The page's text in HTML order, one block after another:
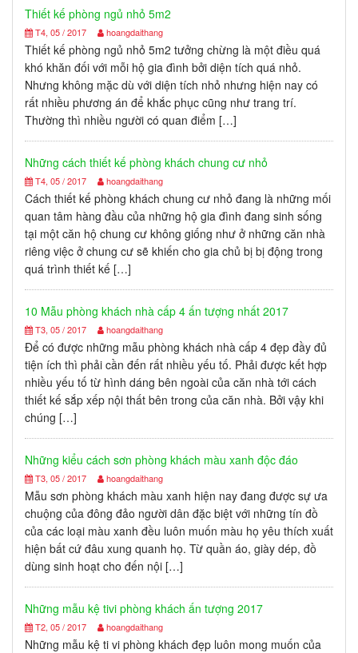
Thiết kế phòng ngủ nhỏ 5m2
T4, 05 / 2017 hoangdaithang
Thiết kế phòng ngủ nhỏ 5m2 tưởng chừng là một điều quá
khó khăn đối với mỗi hộ gia đình bởi diện tích quá nhỏ.
Nhưng không mặc dù với diện tích nhỏ nhưng hiện nay có
rất nhiều phương án để khắc phục cũng như trang trí.
Thường thì nhiều người có quan điểm […]
Những cách thiết kế phòng khách chung cư nhỏ
T4, 05 / 2017 hoangdaithang
Cách thiết kế phòng khách chung cư nhỏ đang là những mối
quan tâm hàng đầu của những hộ gia đình đang sinh sống
tại một căn hộ chung cư không giống như ở những căn nhà
riêng việc ở chung cư sẽ khiến cho gia chủ bị bị động trong
quá trình thiết kế […]
10 Mẫu phòng khách nhà cấp 4 ấn tượng nhất 2017
T3, 05 / 2017 hoangdaithang
Để có được những mẫu phòng khách nhà cấp 4 đẹp đầy đủ
tiện ích thì phải cần đến rất nhiều yếu tố. Phải được kết hợp
nhiều yếu tố từ hình dáng bên ngoài của căn nhà tới cách
thiết kế sắp xếp nội thất bên trong của căn nhà. Bởi vậy khi
chúng […]
Những kiểu cách sơn phòng khách màu xanh độc đáo
T3, 05 / 2017 hoangdaithang
Mẫu sơn phòng khách màu xanh hiện nay đang được sự ưa
chuộng của đông đảo người dân đặc biệt với những tín đồ
của các loại màu xanh đều luôn muốn màu họ yêu thích xuất
hiện bất cứ đâu xung quanh họ. Từ quần áo, giày dép, đồ
dùng sinh hoạt cho đến nội […]
Những mẫu kệ tivi phòng khách ấn tượng 2017
T2, 05 / 2017 hoangdaithang
Những mẫu kệ ti vi phòng khách đẹp luôn mong muốn của